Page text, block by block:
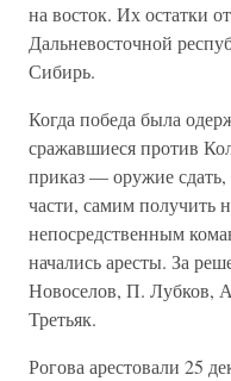
на восток. Их остатки
Дальневосточной
Сибирь.
Когда победа была
сражавшиеся против
приказ — оружие сдать,
части, самим получить
непосредственным
начались аресты. За
Новоселов, П. Лубков,
Третьяк.
Рогова арестовали 25